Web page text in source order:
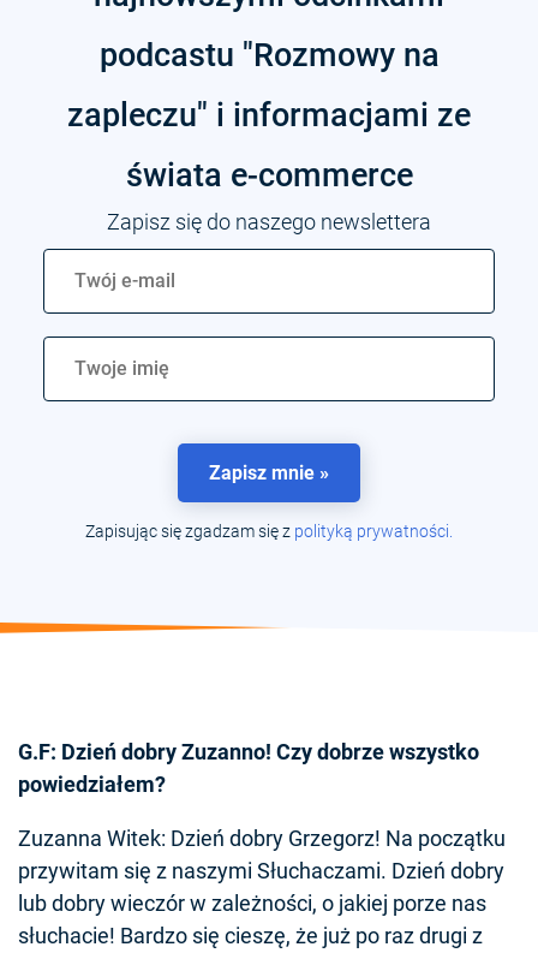
podcastu "Rozmowy na
zapleczu" i informacjami ze
świata e-commerce
Zapisz się do naszego newslettera
Zapisz mnie »
Zapisując się zgadzam się z polityką prywatności.
G.F: Dzień dobry Zuzanno! Czy dobrze wszystko
powiedziałem?
Zuzanna Witek: Dzień dobry Grzegorz! Na początku
przywitam się z naszymi Słuchaczami. Dzień dobry
lub dobry wieczór w zależności, o jakiej porze nas
słuchacie! Bardzo się cieszę, że już po raz drugi z